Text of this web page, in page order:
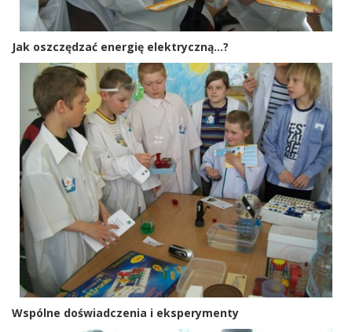
Jak oszczędzać energię elektryczną...?
Wspólne doświadczenia i eksperymenty